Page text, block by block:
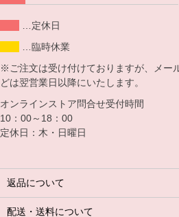
…定休日
…臨時休業
※ご注文は受け付けておりますが、メー
どは翌営業日以降にいたします。
オンラインストア問合せ受付時間
10：00～18：00
定休日：木・日曜日
返品について
配送・送料について